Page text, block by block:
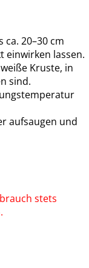
ca. 20–30 cm
einwirken lassen.
Kruste, in
sind.
aufsaugen und
stets